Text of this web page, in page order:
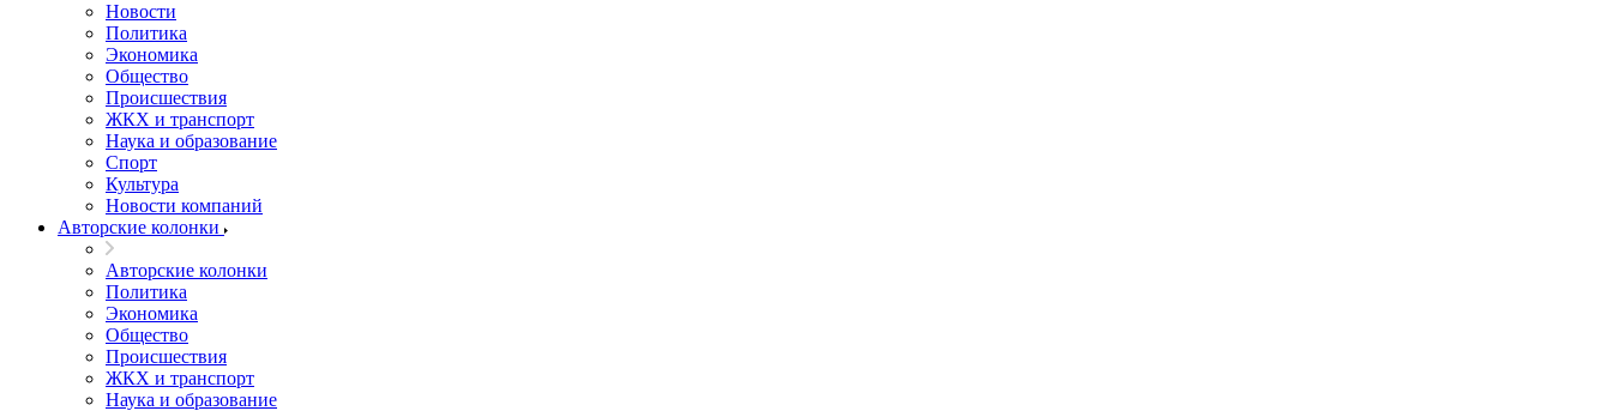
Новости
Политика
Экономика
Общество
Происшествия
ЖКХ и транспорт
Наука и образование
Спорт
Культура
Новости компаний
Авторские колонки
Авторские колонки
Политика
Экономика
Общество
Происшествия
ЖКХ и транспорт
Наука и образование